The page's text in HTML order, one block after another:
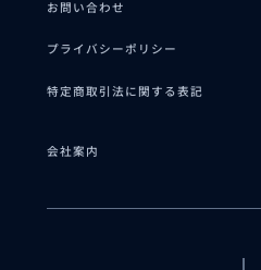
お問い合わせ
プライバシーポリシー
特定商取引法に関する表記
会社案内